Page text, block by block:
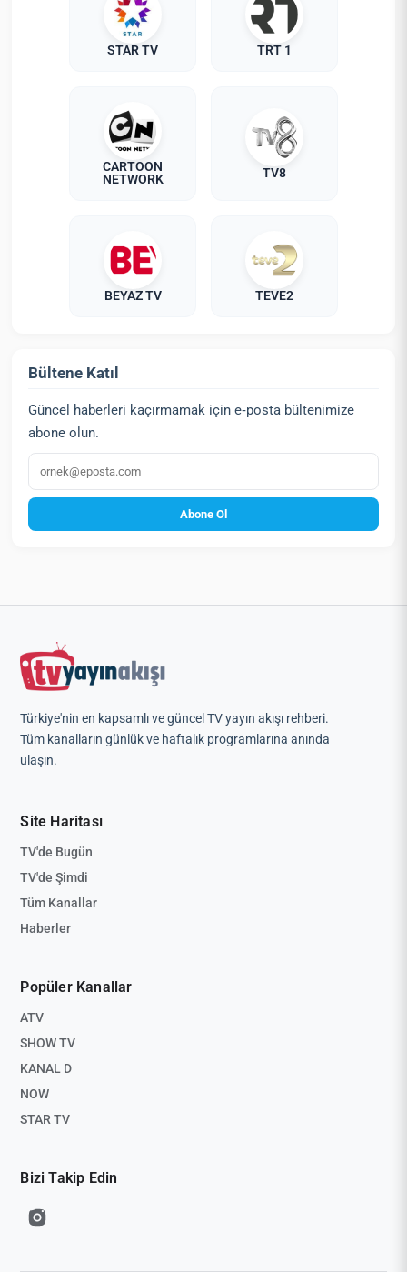
STAR TV TRT 1
CARTOON
NETWORK
TV8
BEYAZ TV TEVE2
Bültene Katıl
Güncel haberleri kaçırmamak için e‑posta bültenimize
abone olun.
E‑posta
Abone Ol
Türkiye'nin en kapsamlı ve güncel TV yayın akışı rehberi.
Tüm kanalların günlük ve haftalık programlarına anında
ulaşın.
Site Haritası
TV'de Bugün
TV'de Şimdi
Tüm Kanallar
Haberler
Popüler Kanallar
ATV
SHOW TV
KANAL D
NOW
STAR TV
Bizi Takip Edin